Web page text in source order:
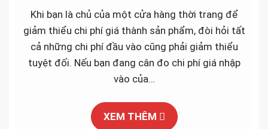
ÁO
Khi bạn là chủ của một cửa hàng thời trang để
giảm thiểu chi phí giá thành sản phẩm, đòi hỏi tất
cả những chi phí đầu vào cũng phải giảm thiểu
tuyệt đối. Nếu bạn đang cân đo chi phí giá nhập
vào của…
XEM THÊM